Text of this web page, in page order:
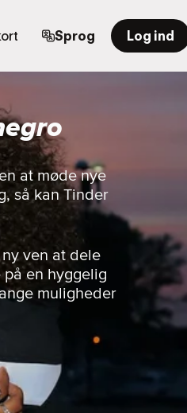
Sprog Log ind
at møde nye
så kan Tinder
ven at dele
en hyggelig
muligheder